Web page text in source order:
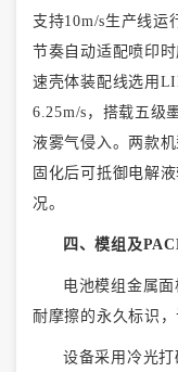
支持10m/s生产线运
节奏自动适配喷印
速壳体装配线选用
6.25m/s，搭载五级
液雾气侵入。两款
固化后可抵御电解
况。
四、模组及
电池模组金属面
耐摩擦的永久标识
设备采用冷光